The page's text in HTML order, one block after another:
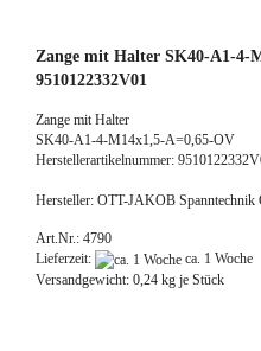
Zange mit Halter SK40-A1-4-
9510122332V01
Zange mit Halter
SK40-A1-4-M14x1,5-A=0,65-OV
Herstellerartikelnummer:
Hersteller: OTT-JAKOB Spanntechnik
Art.Nr.: 4790
Lieferzeit:
ca. 1 Woche
Versandgewicht: 0,24 kg je Stück